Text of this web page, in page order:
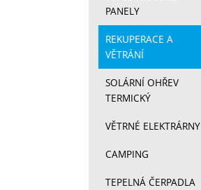
PANELY
REKUPERACE A
VĚTRÁNÍ
SOLÁRNÍ OHŘEV
TERMICKÝ
VĚTRNÉ ELEKTRÁRNY
CAMPING
TEPELNÁ ČERPADLA